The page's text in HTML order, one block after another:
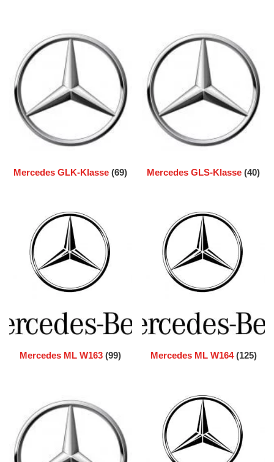
Mercedes GLK-Klasse(69) Mercedes GLS-Klasse(40)
Mercedes ML W163(99) Mercedes ML W164(125)